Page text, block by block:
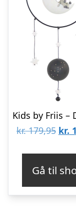
kr.179,95 Den
var:
kr.
kr.
Gå til